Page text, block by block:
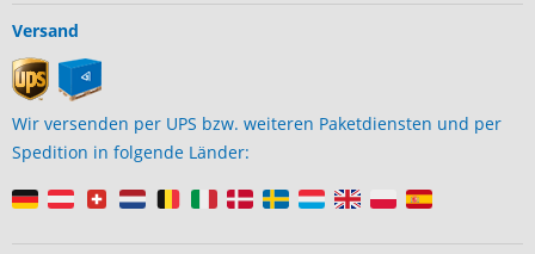
Versand
Wir versenden per UPS bzw. weiteren Paketdiensten und per
Spedition in folgende Länder: